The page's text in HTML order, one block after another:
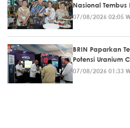
Nasional Tembus
07/08/2026 02:05
BRIN Paparkan
Potensi Uranium
07/08/2026 01:33